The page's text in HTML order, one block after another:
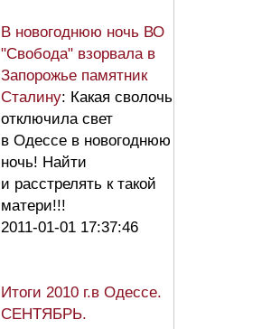
В новогоднюю ночь ВО
"Свобода" взорвала в
Запорожье памятник
Сталину: Какая сволочь
отключила свет
в Одессе в новогоднюю
ночь! Найти
и расстрелять к такой
матери!!!
2011-01-01 17:37:46
Итоги 2010 г.в Одессе.
СЕНТЯБРЬ.